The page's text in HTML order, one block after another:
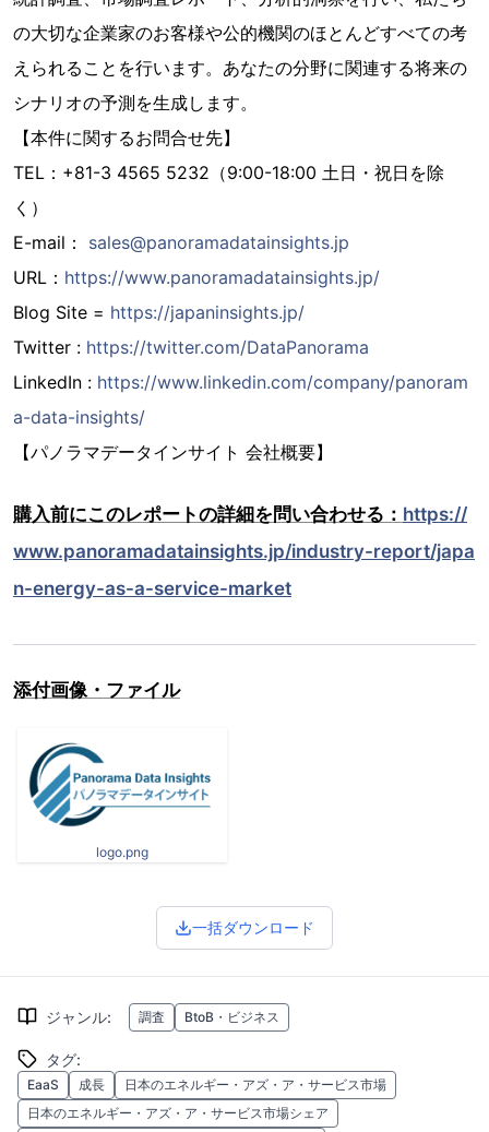
の大切な企業家のお客様や公的機関のほとんどすべての考
えられることを行います。あなたの分野に関連する将来の
シナリオの予測を生成します。
【本件に関するお問合せ先】
TEL：+81-3 4565 5232（9:00-18:00 土日・祝日を除
く）
E-mail： sales@panoramadatainsights.jp
URL： https://www.panoramadatainsights.jp/
Blog Site = https://japaninsights.jp/
Twitter : https://twitter.com/DataPanorama
LinkedIn : https://www.linkedin.com/company/panoram
a-data-insights/
【パノラマデータインサイト 会社概要】
購入前にこのレポートの詳細を問い合わせる： https://
www.panoramadatainsights.jp/industry-report/japa
n-energy-as-a-service-market
添付画像・ファイル
logo.png
一括ダウンロード
ジャンル: 調査 BtoB・ビジネス
タグ:
EaaS 成長
日本のエネルギー・アズ・ア・サービス市場
日本のエネルギー・アズ・ア・サービス市場シェア